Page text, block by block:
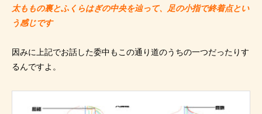
太ももの裏とふくらはぎの中央を辿って、足の小指で終着点とい
う感じです
因みに上記でお話した委中もこの通り道のうちの一つだったりす
るんですよ。